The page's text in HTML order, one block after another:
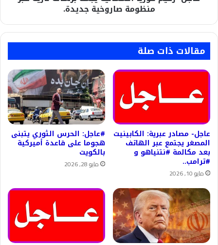
منظومة صاروخية جديدة.
مقالات ذات صلة
عاجل- مصادر عبرية: الكابينيت
المصغر يجتمع عبر الهاتف
بعد مكالمة #نتنياهو و
#ترامب..
مايو 10, 2026
#عاجل: الحرس الثوري يتبنى
هجوما على قاعدة أميركية
بالكويت
مايو 28, 2026